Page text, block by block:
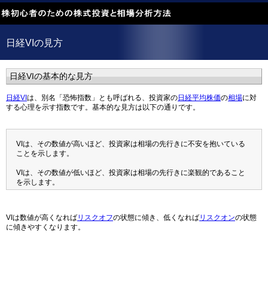
日経VIの見方
日経VIの基本的な見方
日経VI は、別名「恐怖指数」とも呼ばれる、投資家の日経平均株価の相場に対
する心理を示す指数です。基本的な見方は以下の通りです。
VIは、その数値が高いほど、投資家は相場の先行きに不安を抱いている
ことを示します。
VIは、その数値が低いほど、投資家は相場の先行きに楽観的であること
を示します。
VIは数値が高くなればリスクオフの状態に傾き、低くなればリスクオンの状態
に傾きやすくなります。